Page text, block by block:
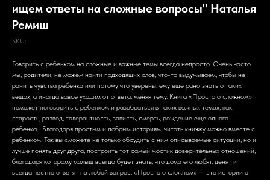
ищем ответы на сложные вопросы" Наталья
Ремиш
SKU:
Говорить с ребенком на сложные и важные темы всегда непросто. Очень часто
мы, родители, не можем найти подходящих слов, что-то выдумываем, чтобы не
ранить чувства ребенка или потому что уверены: ему еще рано знать о таких
вещах, а иногда вовсе уходим от ответа, меняя тему. Книга «Просто о сложном»
поможет поговорить с ребенком и разобраться в таких важных темах, как
старость, развод, толерантность, зависть, смерть, рождение еще одного
ребенка... Благодаря простым и добрым историям, читать книжку можно вместе с
ребенком. Так вы сможете не только обсудить с ним описываемые ситуации, но и
лучше понять друг друга, построить тот самый мостик доверительных отношений,
благодаря которому малыш всегда будет знать, что дома его любят, ценят и
всегда честно ответят на любой вопрос. «Просто о сложном» — это истории о